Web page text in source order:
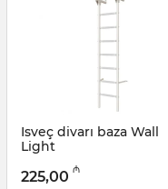
Isveç divarı baza Wall
Light
DSK) Pastel
225,00 ₼